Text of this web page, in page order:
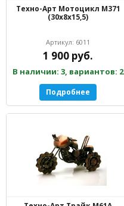
Техно-Арт Мотоцикл М371
(30х8х15,5)
Артикул: 6011
1 900 руб.
В наличии: 3, вариантов: 2
Подробнее